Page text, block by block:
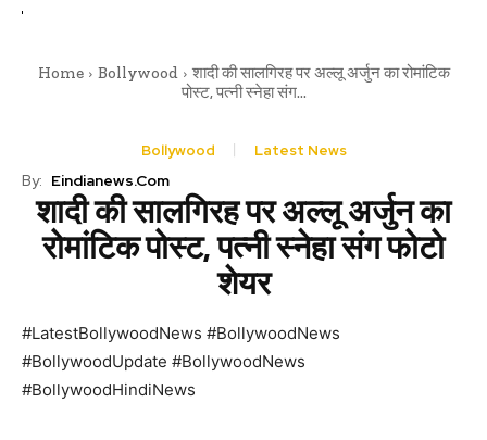
Home Bollywood
शादी की सालगिरह पर अल्लू अर्जुन का रोमांटिक
पोस्ट, पत्नी स्नेहा संग...
Bollywood Latest News
By: Eindianews.com
शादी की सालगिरह पर अल्लू अर्जुन का
रोमांटिक पोस्ट, पत्नी स्नेहा संग फोटो
शेयर
#LatestBollywoodNews #BollywoodNews
#BollywoodUpdate #BollywoodNews
#BollywoodHindiNews